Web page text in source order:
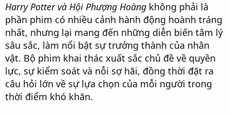
Harry Potter và Hội Phượng Hoàng không phải là
phần phim có nhiều cảnh hành động hoành tráng
nhất, nhưng lại mang đến những diễn biến tâm lý
sâu sắc, làm nổi bật sự trưởng thành của nhân
vật. Bộ phim khai thác xuất sắc chủ đề về quyền
lực, sự kiểm soát và nỗi sợ hãi, đồng thời đặt ra
câu hỏi lớn về sự lựa chọn của mỗi người trong
thời điểm khó khăn.